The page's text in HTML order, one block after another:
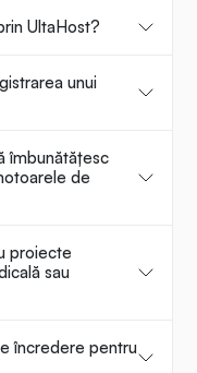
UltaHost?
unui
îmbunătățesc
de
proiecte
sau
încredere pentru